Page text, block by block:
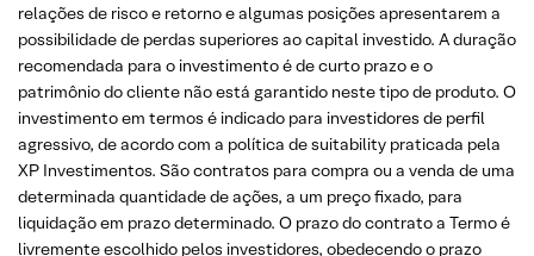
relações de risco e retorno e algumas posições apresentarem a
possibilidade de perdas superiores ao capital investido. A duração
recomendada para o investimento é de curto prazo e o
patrimônio do cliente não está garantido neste tipo de produto. O
investimento em termos é indicado para investidores de perfil
agressivo, de acordo com a política de suitability praticada pela
XP Investimentos. São contratos para compra ou a venda de uma
determinada quantidade de ações, a um preço fixado, para
liquidação em prazo determinado. O prazo do contrato a Termo é
livremente escolhido pelos investidores, obedecendo o prazo